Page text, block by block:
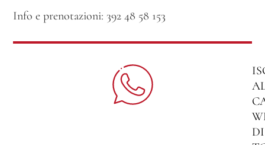
Info e prenotazioni: 392 48 58 153
DI